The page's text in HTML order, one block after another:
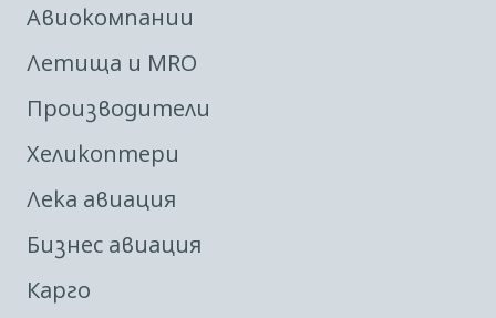
Авиокомпании
Летища и MRO
Производители
Хеликоптери
Лека авиация
Бизнес авиация
Карго